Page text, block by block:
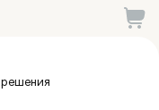
решения